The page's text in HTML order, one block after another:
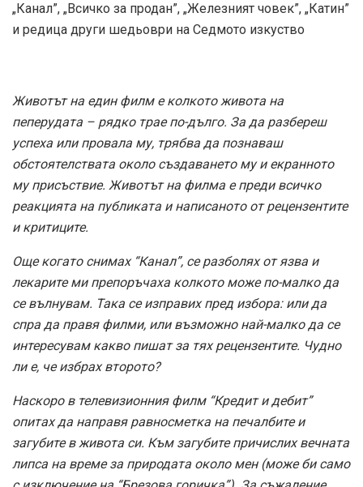
„Канал”, „Всичко за продан”, „Железният човек”, „Катин”
и редица други шедьоври на Седмото изкуство
Животът на един филм е колкото живота на
пеперудата – рядко трае по-дълго. За да разбереш
успеха или провала му, трябва да познаваш
обстоятелствата около създаването му и екранното
му присъствие. Животът на филма е преди всичко
реакцията на публиката и написаното от рецензентите
и критиците.
Още когато снимах “Канал”, се разболях от язва и
лекарите ми препоръчаха колкото може по-малко да
се вълнувам. Така се изправих пред избора: или да
спра да правя филми, или възможно най-малко да се
интересувам какво пишат за тях рецензентите. Чудно
ли е, че избрах второто?
Наскоро в телевизионния филм “Кредит и дебит”
опитах да направя равносметка на печалбите и
загубите в живота си. Към загубите причислих вечната
липса на време за природата около мен (може би само